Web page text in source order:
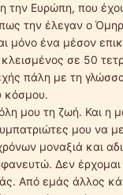
την Ευρώπη, που
την έλεγαν ο
μόνο ένα μέσον
σε 50
πάλη με τη
κόσμου.
μου τη ζωή. Και η
μου να
μοναξιά και
Δεν
Από εμάς άλλος